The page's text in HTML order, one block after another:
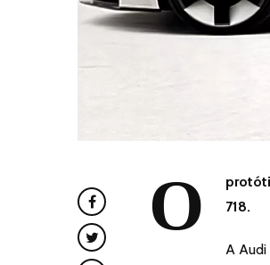
O
718.
A Audi